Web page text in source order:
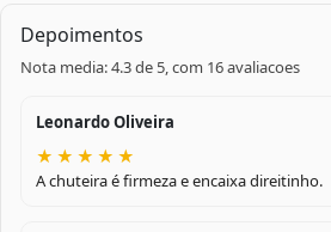
Depoimentos
Nota media: 4.3 de 5, com 16 avaliacoes
Leonardo Oliveira
★ ★ ★ ★ ★
A chuteira é firmeza e encaixa direitinho.